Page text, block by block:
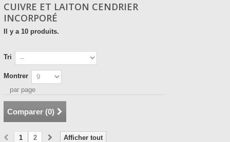
CUIVRE ET LAITON CENDRIER
INCORPORÉ
Il y a 10 produits.
Tri
Montrer
par page
Comparer (0)
Afficher tout
1 2